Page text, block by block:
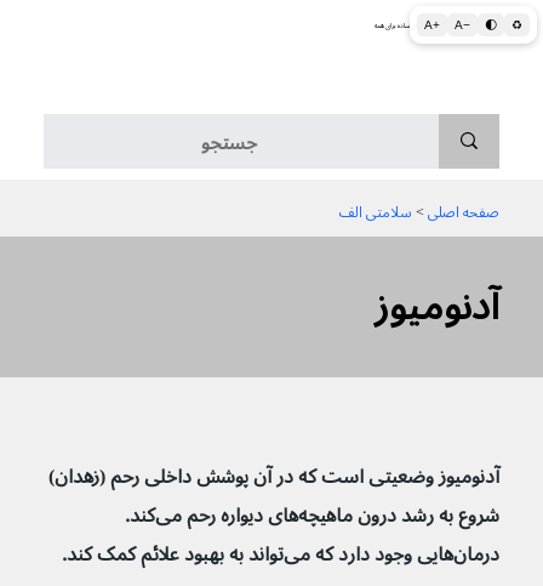
A+ A− 🌓 ♻ اطلاعات پزشکی و بهداشتی به زبان ساده برای همه
آدنومیوز
صفحه اصلی > سلامتی الف
آدنومیوز وضعیتی است که در آن پوشش داخلی رحم (زهدان)
شروع به رشد درون ماهیچه‌های دیواره رحم می‌کند.
درمان‌هایی وجود دارد که می‌تواند به بهبود علائم کمک کند.